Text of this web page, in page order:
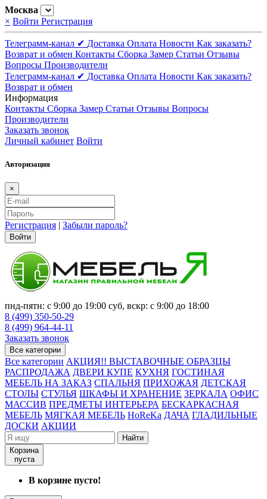
Москва
× Войти Регистрация
Телеграмм-канал ✔ Доставка Оплата Новости Как заказать?
Возврат и обмен Контакты Сборка Замер Статьи Отзывы
Вопросы Производители
Телеграмм-канал ✔ Доставка Оплата Новости Как заказать?
Возврат и обмен
Информация
Контакты Сборка Замер Статьи Отзывы Вопросы
Производители
Заказать звонок
Личный кабинет Войти
Авторизация
×
Регистрация | Забыли пароль?
Войти
пнд-пятн: с 9:00 до 19:00 суб, вскр: с 9:00 до 18:00
8 (499) 350-50-29
8 (499) 964-44-11
Заказать звонок
Все категории
Все категории АКЦИЯ!! ВЫСТАВОЧНЫЕ ОБРАЗЦЫ
РАСПРОДАЖА ДВЕРИ КУПЕ КУХНЯ ГОСТИНАЯ
МЕБЕЛЬ НА ЗАКАЗ СПАЛЬНЯ ПРИХОЖАЯ ДЕТСКАЯ
СТОЛЫ СТУЛЬЯ ШКАФЫ И ХРАНЕНИЕ ЗЕРКАЛА ОФИС
МАССИВ ПРЕДМЕТЫ ИНТЕРЬЕРА БЕСКАРКАСНАЯ
МЕБЕЛЬ МЯГКАЯ МЕБЕЛЬ HoReKa ДАЧА ГЛАДИЛЬНЫЕ
ДОСКИ АКЦИИ
Найти
Корзина
пуста
В корзине пусто!